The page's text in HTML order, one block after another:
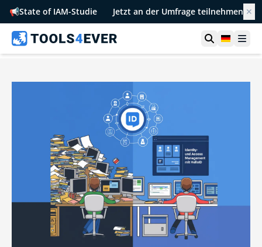
📢State of IAM-Studie Jetzt an der Umfrage teilnehmen ✕
Suche